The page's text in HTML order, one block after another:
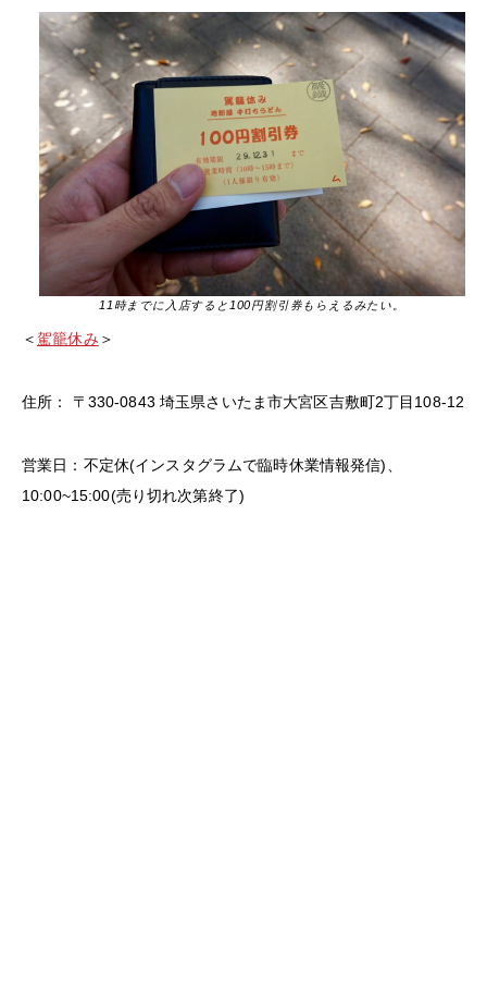
11時までに入店すると100円割引券もらえるみたい。
＜駕籠休み ＞
住所： 〒330-0843 埼玉県さいたま市大宮区吉敷町2丁目108-12
営業日：不定休(インスタグラムで臨時休業情報発信)、
10:00~15:00(売り切れ次第終了)